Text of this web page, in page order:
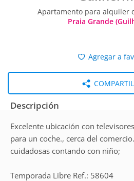
Apartamento para alquiler
Praia Grande
Agregar a
Descripción
Excelente ubicación con
para un coche., cerca del
cuidadosas contando con niño;
Temporada Libre Ref.: 58604